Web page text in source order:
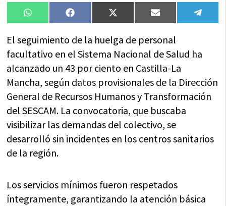
Compartir
en
WhatsAppCompartir
en
FacebookCompartir
en
X
(Twitter)
Compartir
en
Email
en
El seguimiento de la huelga de personal
facultativo en el Sistema Nacional de Salud ha
alcanzado un 43 por ciento en Castilla-La
Mancha, según datos provisionales de la Dirección
General de Recursos Humanos y Transformación
del SESCAM. La convocatoria, que buscaba
visibilizar las demandas del colectivo, se
desarrolló sin incidentes en los centros sanitarios
de la región.
Los servicios mínimos fueron respetados
íntegramente, garantizando la atención básica